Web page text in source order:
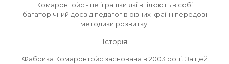
Комаровтойс - це іграшки які втілюють в собі
багаторічний досвід педагогів різних країн і передові
методики розвитку.
Історія
Фабрика Комаровтойс заснована в 2003 році. За цей